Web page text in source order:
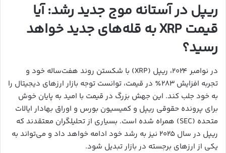
ریپل در آستانه موج جدید رشد: آیا
قیمت XRP به قله‌های جدید خواهد
رسید؟
در نوامبر ۲۰۲۴، ریپل (XRP) با شکستن روند هفت‌ساله خود و
تجربه افزایش ۲۸۳٪ در قیمت، توانست توجه بازار ارزهای دیجیتال را
به خود جلب کند. این جهش بزرگ در قیمت با امید به پایان خوش
برای پرونده حقوقی ریپل و کمیسیون بورس و اوراق بهادار ایالات
متحده (SEC) همراه شده است. بسیاری از تحلیلگران معتقدند که
ریپل در سال ۲۰۲۵ نیز به رشد خود ادامه خواهد داد و می‌تواند به
یکی از ارزهای برجسته در بازار تبدیل شود.